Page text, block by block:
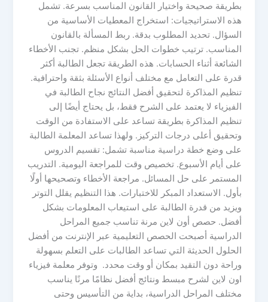
بطريقة صحيحة واختيار القانون المناسب بسرعة. تشمل
هذه الاستراتيجيات: استخراج المعطيات الأساسية من
السؤال. تحديد المطلوب بدقة. ربط المسألة بالقانون
المناسب. ترتيب خطوات الحل بشكل منظم. تجنب الأخطاء
الشائعة أثناء الحسابات. هذه الطريقة تجعل الطالبة أكثر
قدرة على التعامل مع مختلف أنواع الأسئلة بثقة واحترافية.
تنظيم المذاكرة لتحقيق أفضل النتائج نجاح الطالبة في
الفيزياء لا يعتمد على الشرح فقط، بل يحتاج أيضًا إلى
تنظيم المذاكرة بطريقة تساعد على الاستفادة من الوقت
وتحقيق أعلى درجات التركيز. ولهذا تساعد المعلمة الطالبة
على وضع خطة دراسية مناسبة تشمل: تقسيم الدروس
على أيام الأسبوع. تخصيص وقت للمراجعة اليومية. التدريب
المستمر على حل المسائل. مراجعة الأخطاء وتصحيحها أولًا
بأول. الاستعداد المبكر للاختبارات. هذا التنظيم يقلل التوتر
ويزيد من قدرة الطالبة على استيعاب المعلومات بشكل
أفضل. حصص أون لاين مرنة تناسب جميع المراحل
الدراسية أصبحت الحصص التعليمية عبر الإنترنت من أفضل
الحلول الحديثة التي تساعد الطالبات على التعلم بسهولة
وراحة دون التقيد بمكان أو وقت محدد. وتوفر معلمة فيزياء
اون لاين لشرح مبسط ونتائج أفضل نظامًا مرنًا يناسب
مختلف المراحل الدراسية، بداية من التأسيس وحتى